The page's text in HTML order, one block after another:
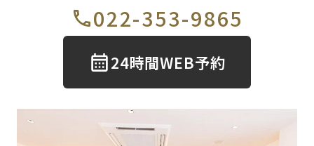
022-353-9865
24時間WEB予約